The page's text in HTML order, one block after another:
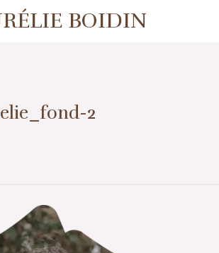
BOIDIN
2
ou prise de rendez-vous